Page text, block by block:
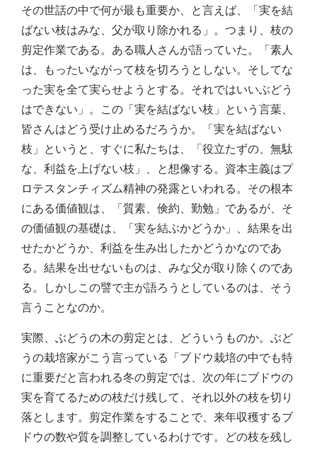
その世話の中で何が最も重要か、と言えば、「実を結
ばない枝はみな、父が取り除かれる」。つまり、枝の
剪定作業である。ある職人さんが語っていた。「素人
は、もったいながって枝を切ろうとしない。そしてな
った実を全て実らせようとする。それではいいぶどう
はできない」。この「実を結ばない枝」という言葉、
皆さんはどう受け止めるだろうか。「実を結ばない
枝」というと、すぐに私たちは、「役立たずの、無駄
な、利益を上げない枝」、と想像する。資本主義はプ
ロテスタンチィズム精神の発露といわれる。その根本
にある価値観は、「質素、倹約、勤勉」であるが、そ
の価値観の基礎は、「実を結ぶかどうか」、結果を出
せたかどうか、利益を生み出したかどうかなのであ
る。結果を出せないものは、みな父が取り除くのであ
る。しかしこの譬で主が語ろうとしているのは、そう
言うことなのか。
実際、ぶどうの木の剪定とは、どういうものか。ぶど
うの栽培家がこう言っている「ブドウ栽培の中でも特
に重要だと言われる冬の剪定では、次の年にブドウの
実を育てるための枝だけ残して、それ以外の枝を切り
落とします。剪定作業をすることで、来年収穫するブ
ドウの数や質を調整しているわけです。どの枝を残し